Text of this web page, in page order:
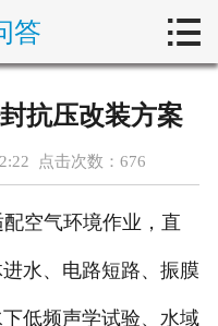
合作产品
服务案例
答 
抗压改装方案
点击次数： 676
空气环境作业，直
水、电路短路、振膜
低频声学试验、水域